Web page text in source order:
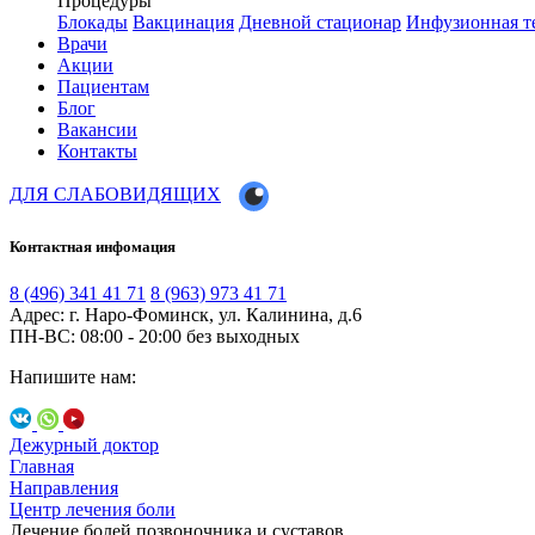
Блокады Вакцинация Дневной стационар Инфузионная
Врачи
Акции
Пациентам
Блог
Вакансии
Контакты
ДЛЯ СЛАБОВИДЯЩИХ
Контактная инфомация
8 (496) 341 41 71 8 (963) 973 41 71
Адрес: г. Наро-Фоминск, ул. Калинина, д.6
ПН-ВС: 08:00 - 20:00 без выходных
Напишите нам:
Дежурный доктор
Главная
Направления
Центр лечения боли